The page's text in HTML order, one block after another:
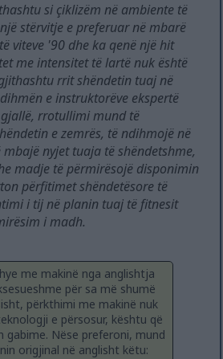
si çiklizëm në ambiente të
stërvitje e preferuar në mbarë
viteve '90 dhe ka qenë një hit
me intensitet të lartë nuk është
rrit shëndetin tuaj në
e instruktorëve ekspertë
rrotullimi mund të
e zemrës, të ndihmojë në
nyjet tuaja të shëndetshme,
madje të përmirësojë disponimin
përfitimet shëndetësore të
i tij në planin tuaj të fitnesit
i madh.
me makinë nga anglishtja
për sa më shumë
përkthimi me makinë nuk
e përsosur, kështu që
gabime. Nëse preferoni, mund
origjinal në anglisht këtu: